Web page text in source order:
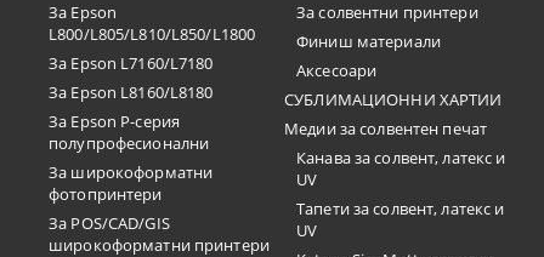
За Epson
L800/L805/L810/L850/L1800
За Epson L7160/L7180
За Epson L8160/L8180
За Epson P-серия
полупрофесионални
За широкоформатни
фотопринтери
За POS/CAD/GIS
широкоформатни принтери
За солвентни принтери
Финиш материали
Аксесоари
СУБЛИМАЦИОННИ ХАРТИИ
Медии за солвентен печат
Канава за солвент, латекс и
UV
Тапети за солвент, латекс и
UV